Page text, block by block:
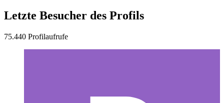
Letzte Besucher des Profils
75.440 Profilaufrufe